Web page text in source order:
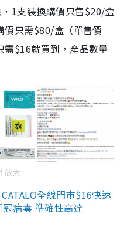
1支裝換購價只售$20/盒
價只需$80/盒（單售價
$16就買到，產品數量
放大
全線門市$16快速
病毒 準確性高達